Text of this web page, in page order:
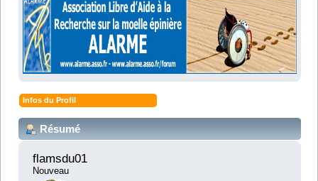
Infos du Profil
Résumé
flamsdu01
Nouveau